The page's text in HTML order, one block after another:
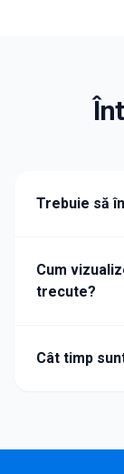
Trebuie să
Cum
trecute?
Cât timp